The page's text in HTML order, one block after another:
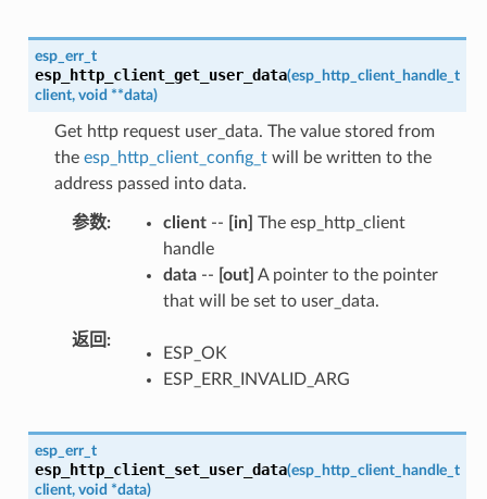
esp_err_t
esp_http_client_get_user_data(esp_http_client_handle_t
client, void **data)
Get http request user_data. The value stored from
the esp_http_client_config_twill be written to the
address passed into data.
参数 client-- [in] The esp_http_client
handle
data-- [out] A pointer to the pointer
that will be set to user_data.
返回
ESP_OK
ESP_ERR_INVALID_ARG
esp_err_t
esp_http_client_set_user_data(esp_http_client_handle_t
client, void *data)